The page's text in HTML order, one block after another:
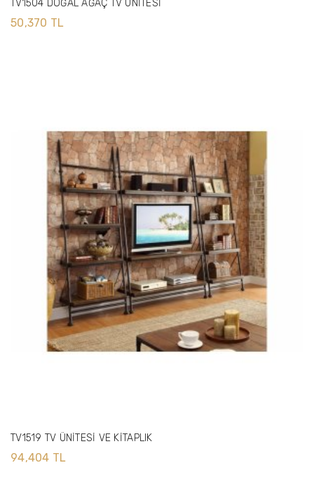
TV1504 DOĞAL AĞAÇ TV ÜNİTESİ
50,370 TL
TV1519 TV ÜNİTESİ VE KİTAPLIK
94,404 TL